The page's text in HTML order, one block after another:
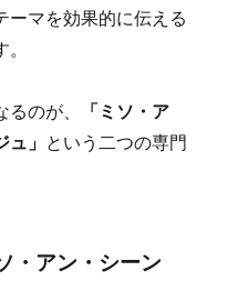
ーマを効果的に伝える
のが、
「ミソ・ア
ュ」 という二つの専門
・アン・シーン